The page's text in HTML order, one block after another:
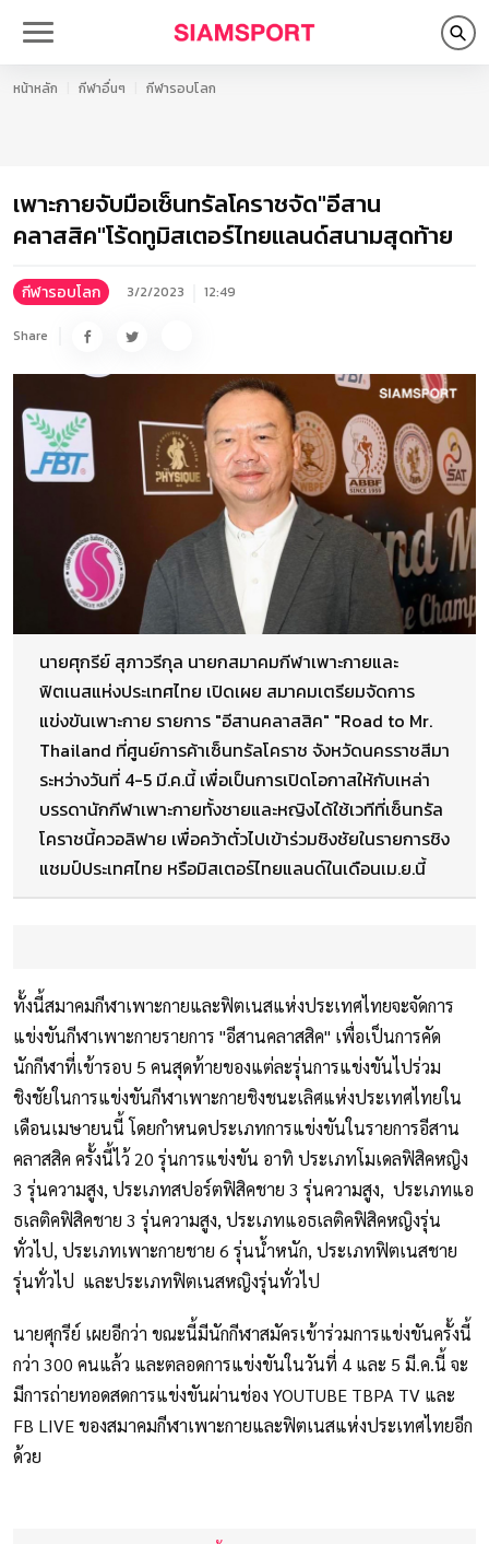
หน้าหลัก กีฬาอื่นๆ กีฬารอบโลก
เพาะกายจับมือเซ็นทรัลโคราชจัด"อีสาน
คลาสสิค"โร้ดทูมิสเตอร์ไทยแลนด์สนามสุดท้าย
กีฬารอบโลก 3/2/2023 12:49
Share
นายศุกรีย์ สุภาวรีกุล นายกสมาคมกีฬาเพาะกายและ
ฟิตเนสแห่งประเทศไทย เปิดเผย สมาคมเตรียมจัดการ
แข่งขันเพาะกาย รายการ "อีสานคลาสสิค" "Road to Mr.
Thailand ที่ศูนย์การค้าเซ็นทรัลโคราช จังหวัดนครราชสีมา
ระหว่างวันที่ 4-5 มี.ค.นี้ เพื่อเป็นการเปิดโอกาสให้กับเหล่า
บรรดานักกีฬาเพาะกายทั้งชายและหญิงได้ใช้เวทีที่เซ็นทรัล
โคราชนี้ควอลิฟาย เพื่อคว้าตั๋วไปเข้าร่วมชิงชัยในรายการชิง
แชมป์ประเทศไทย หรือมิสเตอร์ไทยแลนด์ในเดือนเม.ย.นี้
ทั้งนี้สมาคมกีฬาเพาะกายและฟิตเนสแห่งประเทศไทยจะจัดการ
แข่งขันกีฬาเพาะกายรายการ "อีสานคลาสสิค" เพื่อเป็นการคัด
นักกีฬาที่เข้ารอบ 5 คนสุดท้ายของแต่ละรุ่นการแข่งขันไปร่วม
ชิงชัยในการแข่งขันกีฬาเพาะกายชิงชนะเลิศแห่งประเทศไทยใน
เดือนเมษายนนี้ โดยกำหนดประเภทการแข่งขันในรายการอีสาน
คลาสสิค ครั้งนี้ไว้ 20 รุ่นการแข่งขัน อาทิ ประเภทโมเดลฟิสิคหญิง
3 รุ่นความสูง, ประเภทสปอร์ตฟิสิคชาย 3 รุ่นความสูง, ประเภทแอ
ธเลติคฟิสิคชาย 3 รุ่นความสูง, ประเภทแอธเลติคฟิสิคหญิงรุ่น
ทั่วไป, ประเภทเพาะกายชาย 6 รุ่นน้ำหนัก, ประเภทฟิตเนสชาย
รุ่นทั่วไป และประเภทฟิตเนสหญิงรุ่นทั่วไป
นายศุกรีย์ เผยอีกว่า ขณะนี้มีนักกีฬาสมัครเข้าร่วมการแข่งขันครั้งนี้
กว่า 300 คนแล้ว และตลอดการแข่งขันในวันที่ 4 และ 5 มี.ค.นี้ จะ
มีการถ่ายทอดสดการแข่งขันผ่านช่อง YOUTUBE TBPA TV และ
FB LIVE ของสมาคมกีฬาเพาะกายและฟิตเนสแห่งประเทศไทยอีก
ด้วย